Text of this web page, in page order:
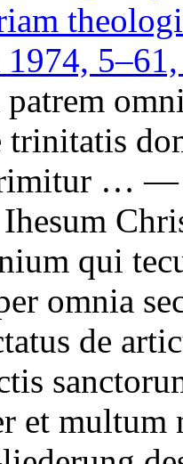
patrem
trinitatis
…
Ihesum
qui
omnia
de
et multum